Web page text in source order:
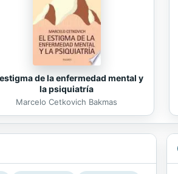
de la enfermedad mental y
la psiquiatría
Marcelo Cetkovich Bakmas